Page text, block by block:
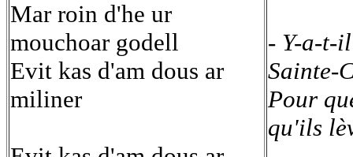
Mar roin d'he ur
mouchoar godell
Evit kas d'am dous ar
miliner
- Y-a-t-
Sainte-
Pour
qu'ils